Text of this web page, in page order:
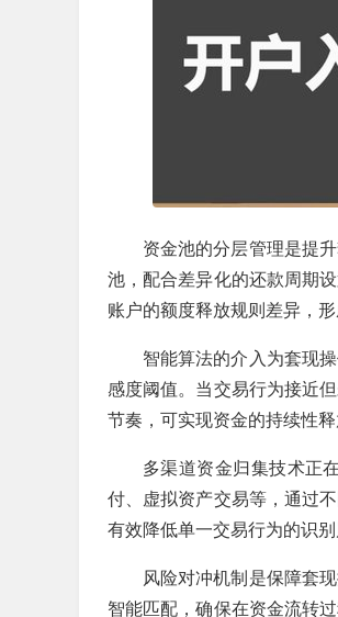
资金池的分层管理是提
池，配合差异化的还款周期
账户的额度释放规则差异，
智能算法的介入为套现
感度阈值。当交易行为接近
节奏，可实现资金的持续性
多渠道资金归集技术正
付、虚拟资产交易等，通过
有效降低单一交易行为的识
风险对冲机制是保障套
智能匹配，确保在资金流转